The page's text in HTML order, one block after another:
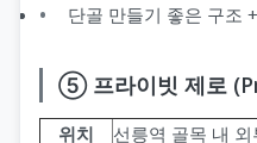
단골 만들기 좋은 구조
⑤ 프라이빗 제로
위치
선릉역 골목 내